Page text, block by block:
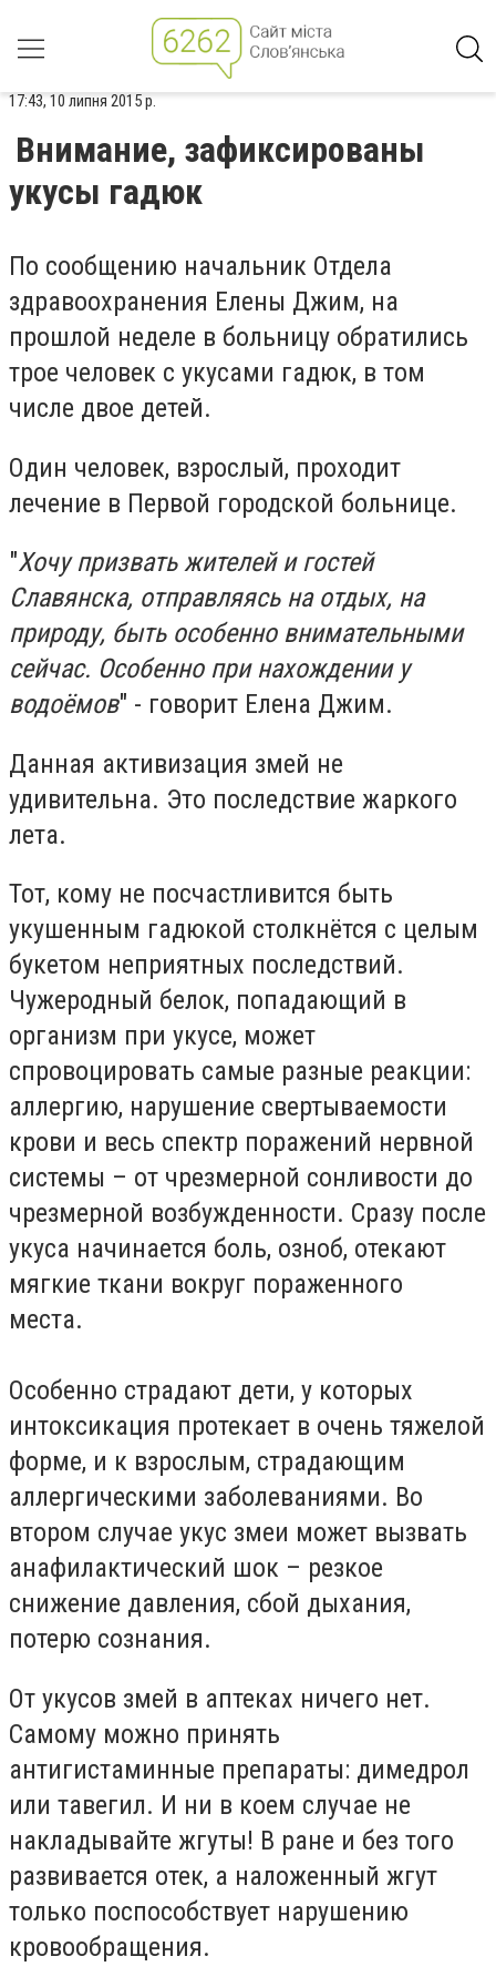
17:43, 10 липня 2015 р.
Внимание, зафиксированы
укусы гадюк
По сообщению начальник Отдела
здравоохранения Елены Джим, на
прошлой неделе в больницу обратились
трое человек с укусами гадюк, в том
числе двое детей.
Один человек, взрослый, проходит
лечение в Первой городской больнице.
"Хочу призвать жителей и гостей
Славянска, отправляясь на отдых, на
природу, быть особенно внимательными
сейчас. Особенно при нахождении у
водоёмов" - говорит Елена Джим.
Данная активизация змей не
удивительна. Это последствие жаркого
лета.
Тот, кому не посчастливится быть
укушенным гадюкой столкнётся с целым
букетом неприятных последствий.
Чужеродный белок, попадающий в
организм при укусе, может
спровоцировать самые разные реакции:
аллергию, нарушение свертываемости
крови и весь спектр поражений нервной
системы – от чрезмерной сонливости до
чрезмерной возбужденности. Сразу после
укуса начинается боль, озноб, отекают
мягкие ткани вокруг пораженного
места.
Особенно страдают дети, у которых
интоксикация протекает в очень тяжелой
форме, и к взрослым, страдающим
аллергическими заболеваниями. Во
втором случае укус змеи может вызвать
анафилактический шок – резкое
снижение давления, сбой дыхания,
потерю сознания.
От укусов змей в аптеках ничего нет.
Самому можно принять
антигистаминные препараты: димедрол
или тавегил. И ни в коем случае не
накладывайте жгуты! В ране и без того
развивается отек, а наложенный жгут
только поспособствует нарушению
кровообращения.